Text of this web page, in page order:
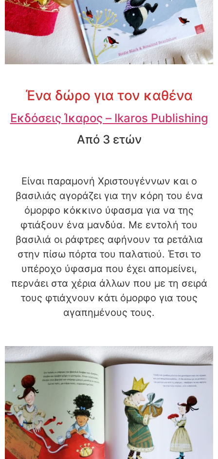
Ένα δώρο για τον καθένα
Εκδόσεις Ίκαρος – Ikaros Publishing
Από 3 ετών
Είναι παραμονή Χριστουγέννων και ο
βασιλιάς αγοράζει για την κόρη του ένα
όμορφο κόκκινο ύφασμα για να της
φτιάξουν ένα μανδύα. Με εντολή του
βασιλιά οι ράφτρες αφήνουν τα ρετάλια
στην πίσω πόρτα του παλατιού. Έτσι το
υπέροχο ύφασμα που έχει απομείνει,
περνάει στα χέρια άλλων που με τη σειρά
τους φτιάχνουν κάτι όμορφο για τους
αγαπημένους τους.